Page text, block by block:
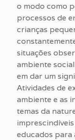
o modo como
processos de
crianças
situações
ambiente
em dar um
Atividades de
ambiente e as
temas da
educados para